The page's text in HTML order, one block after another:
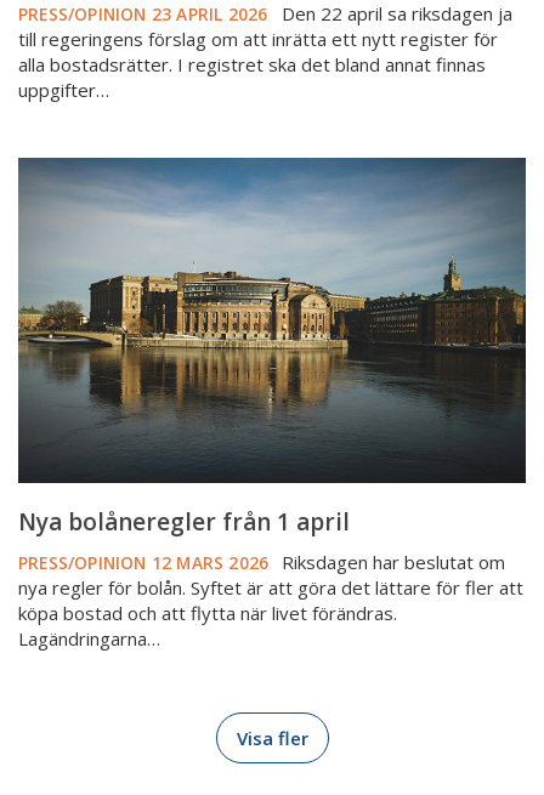
PRESS/OPINION 23 APRIL 2026
Den 22 april sa riksdagen ja
till regeringens förslag om att inrätta ett nytt register för
alla bostadsrätter. I registret ska det bland annat finnas
uppgifter…
Nya
bolåneregler
Nya bolåneregler från 1 april
PRESS/OPINION 12 MARS 2026
Riksdagen har beslutat om
nya regler för bolån. Syftet är att göra det lättare för fler att
köpa bostad och att flytta när livet förändras.
Lagändringarna…
Visa fler